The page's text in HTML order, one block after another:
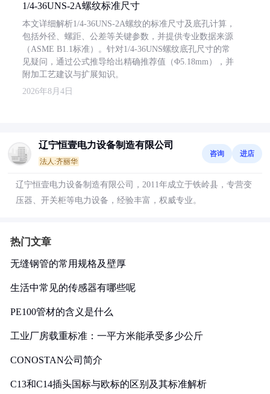
1/4-36UNS-2A螺纹标准尺寸
本文详细解析1/4-36UNS-2A螺纹的标准尺寸及底孔计算，
包括外径、螺距、公差等关键参数，并提供专业数据来源
（ASME B1.1标准）。针对1/4-36UNS螺纹底孔尺寸的常
见疑问，通过公式推导给出精确推荐值（Φ5.18mm），并
附加工艺建议与扩展知识。
2026年8月4日
辽宁恒壹电力设备制造有限公司
法人:齐丽华
咨询 进店
辽宁恒壹电力设备制造有限公司，2011年成立于铁岭县，专营变
压器、开关柜等电力设备，经验丰富，权威专业。
热门文章
无缝钢管的常用规格及壁厚
生活中常见的传感器有哪些呢
PE100管材的含义是什么
工业厂房载重标准：一平方米能承受多少公斤
CONOSTAN公司简介
C13和C14插头国标与欧标的区别及其标准解析